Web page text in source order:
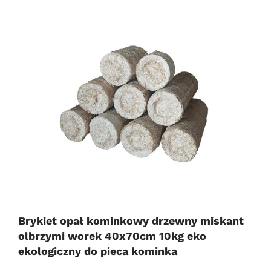
Brykiet opał kominkowy drzewny miskant
olbrzymi worek 40x70cm 10kg eko
ekologiczny do pieca kominka